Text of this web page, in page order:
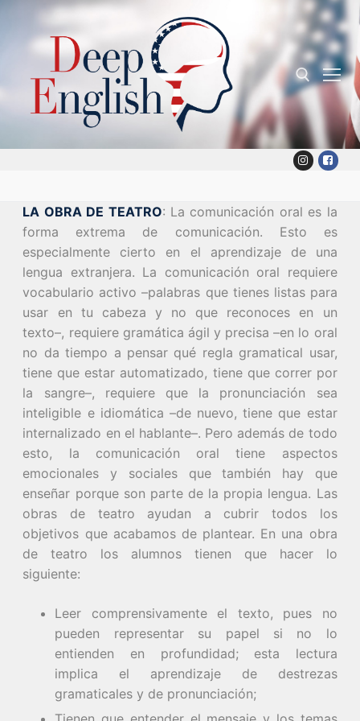
LA OBRA DE TEATRO: La comunicación oral es la
forma extrema de comunicación. Esto es
especialmente cierto en el aprendizaje de una
lengua extranjera. La comunicación oral requiere
vocabulario activo –palabras que tienes listas para
usar en tu cabeza y no que reconoces en un
texto–, requiere gramática ágil y precisa –en lo oral
no da tiempo a pensar qué regla gramatical usar,
tiene que estar automatizado, tiene que correr por
la sangre–, requiere que la pronunciación sea
inteligible e idiomática –de nuevo, tiene que estar
internalizado en el hablante–. Pero además de todo
esto, la comunicación oral tiene aspectos
emocionales y sociales que también hay que
enseñar porque son parte de la propia lengua. Las
obras de teatro ayudan a cubrir todos los
objetivos que acabamos de plantear. En una obra
de teatro los alumnos tienen que hacer lo
siguiente:
Leer comprensivamente el texto, pues no
pueden representar su papel si no lo
entienden en profundidad; esta lectura
implica el aprendizaje de destrezas
gramaticales y de pronunciación;